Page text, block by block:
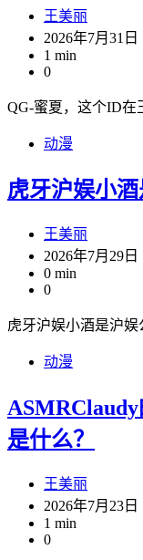
王美丽
2026年7月31日
1 min
0
QG-蜜夏，这个ID
动漫
虎牙沪娱小酒
王美丽
2026年7月29日
0 min
0
虎牙沪娱小酒是沪
动漫
是什么？
王美丽
2026年7月23日
1 min
0